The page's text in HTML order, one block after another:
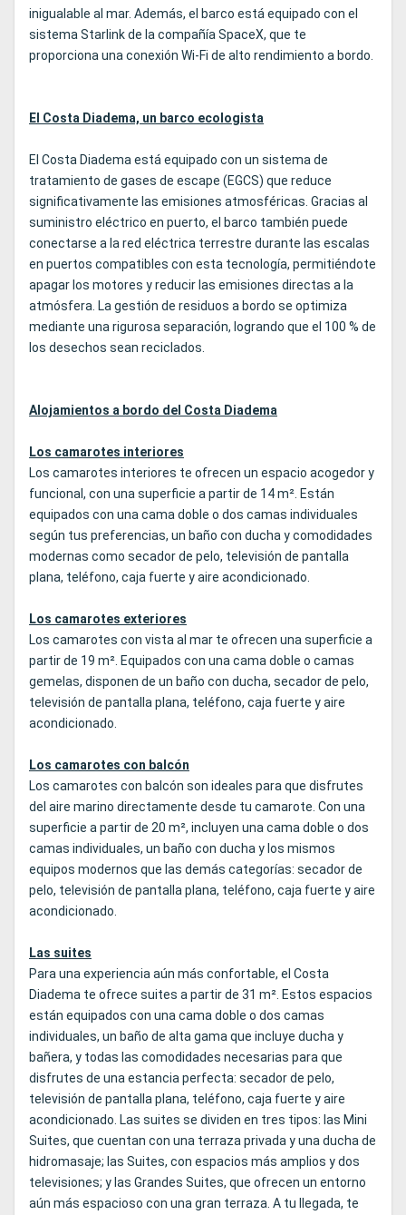
inigualable al mar. Además, el barco está equipado con el
sistema Starlink de la compañía SpaceX, que te
proporciona una conexión Wi-Fi de alto rendimiento a bordo.
El Costa Diadema, un barco ecologista
El Costa Diadema está equipado con un sistema de
tratamiento de gases de escape (EGCS) que reduce
significativamente las emisiones atmosféricas. Gracias al
suministro eléctrico en puerto, el barco también puede
conectarse a la red eléctrica terrestre durante las escalas
en puertos compatibles con esta tecnología, permitiéndote
apagar los motores y reducir las emisiones directas a la
atmósfera. La gestión de residuos a bordo se optimiza
mediante una rigurosa separación, logrando que el 100 % de
los desechos sean reciclados.
Alojamientos a bordo del Costa Diadema
Los camarotes interiores
Los camarotes interiores te ofrecen un espacio acogedor y
funcional, con una superficie a partir de 14 m². Están
equipados con una cama doble o dos camas individuales
según tus preferencias, un baño con ducha y comodidades
modernas como secador de pelo, televisión de pantalla
plana, teléfono, caja fuerte y aire acondicionado.
Los camarotes exteriores
Los camarotes con vista al mar te ofrecen una superficie a
partir de 19 m². Equipados con una cama doble o camas
gemelas, disponen de un baño con ducha, secador de pelo,
televisión de pantalla plana, teléfono, caja fuerte y aire
acondicionado.
Los camarotes con balcón
Los camarotes con balcón son ideales para que disfrutes
del aire marino directamente desde tu camarote. Con una
superficie a partir de 20 m², incluyen una cama doble o dos
camas individuales, un baño con ducha y los mismos
equipos modernos que las demás categorías: secador de
pelo, televisión de pantalla plana, teléfono, caja fuerte y aire
acondicionado.
Las suites
Para una experiencia aún más confortable, el Costa
Diadema te ofrece suites a partir de 31 m². Estos espacios
están equipados con una cama doble o dos camas
individuales, un baño de alta gama que incluye ducha y
bañera, y todas las comodidades necesarias para que
disfrutes de una estancia perfecta: secador de pelo,
televisión de pantalla plana, teléfono, caja fuerte y aire
acondicionado. Las suites se dividen en tres tipos: las Mini
Suites, que cuentan con una terraza privada y una ducha de
hidromasaje; las Suites, con espacios más amplios y dos
televisiones; y las Grandes Suites, que ofrecen un entorno
aún más espacioso con una gran terraza. A tu llegada, te